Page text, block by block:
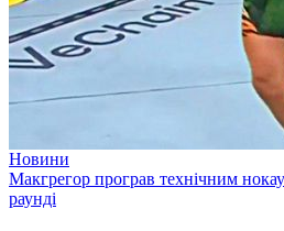
Новини
Макгрегор програв технічним
раунді